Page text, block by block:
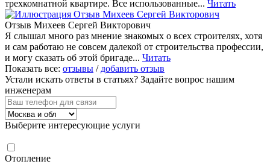
трехкомнатной квартире. Все использованные... Читать
Отзыв Михеев Сергей Викторович
Я слышал много раз мнение знакомых о всех строителях, хотя
и сам работаю не совсем далекой от строительства профессии,
и могу сказать об этой бригаде... Читать
Показать все: отзывы / добавить отзыв
Устали искать ответы в статьях? Задайте вопрос нашим
инженерам
Выберите интересующие услуги
Отопление